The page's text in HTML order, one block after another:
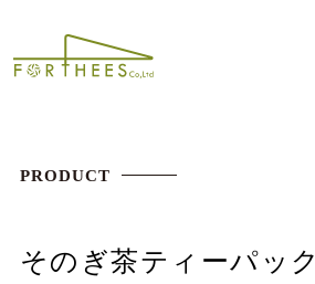
PRODUCT
そのぎ茶ティーパック